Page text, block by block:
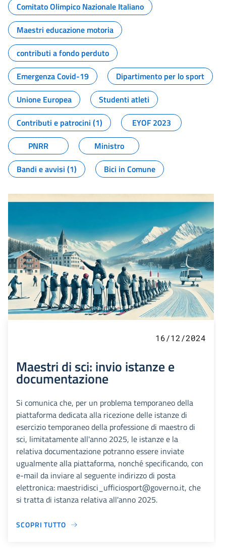
Comitato Olimpico Nazionale Italiano
Maestri educazione motoria
contributi a fondo perduto
Emergenza Covid-19
Dipartimento per lo sport
Unione Europea
Studenti atleti
Contributi e patrocini (1)
EYOF 2023
PNRR
Ministro
Bandi e avvisi (1)
Bici in Comune
16/12/2024
Maestri di sci: invio istanze e
documentazione
Si comunica che, per un problema temporaneo della
piattaforma dedicata alla ricezione delle istanze di
esercizio temporaneo della professione di maestro di
sci, limitatamente all'anno 2025, le istanze e la
relativa documentazione potranno essere inviate
ugualmente alla piattaforma, nonché specificando, con
e-mail da inviare al seguente indirizzo di posta
elettronica: maestridisci_ufficiosport@governo.it, che
si tratta di istanza relativa all'anno 2025.
SCOPRI TUTTO